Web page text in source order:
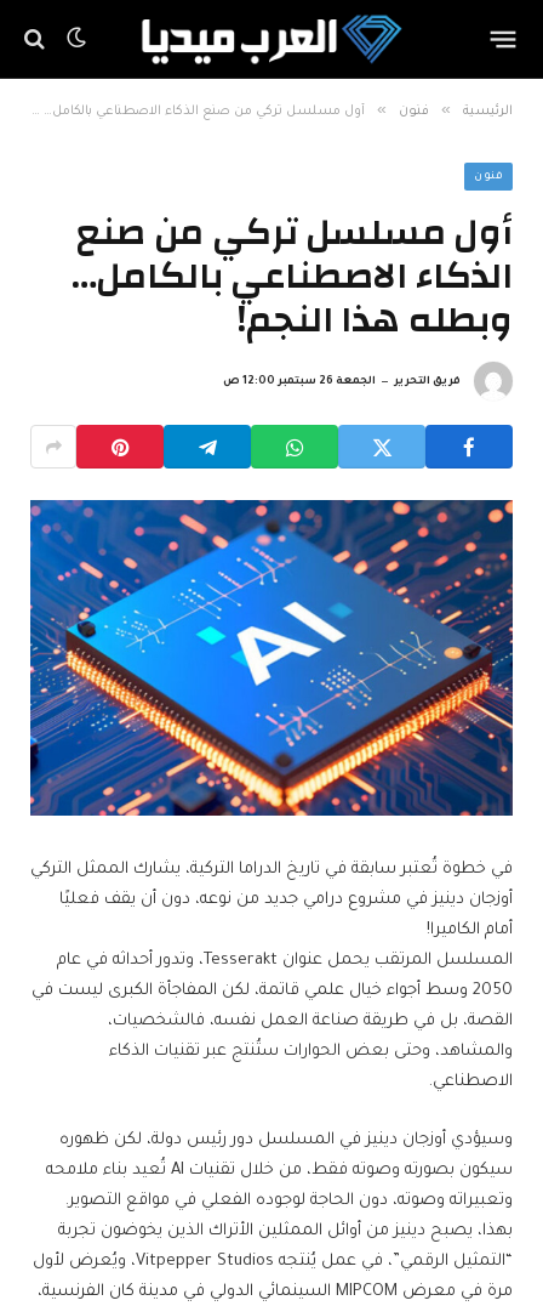
الرئيسية » فنون » أول مسلسل تركي من صنع الذكاء الاصطناعي بالكامل… وبطله هذا النجم!
فنون
أول مسلسل تركي من صنع
الذكاء الاصطناعي بالكامل…
وبطله هذا النجم!
فريق التحرير الجمعة 26 سبتمبر 12:00 ص
في خطوة تُعتبر سابقة في تاريخ الدراما التركية، يشارك الممثل التركي
أوزجان دينيز في مشروع درامي جديد من نوعه، دون أن يقف فعليًا
أمام الكاميرا!
المسلسل المرتقب يحمل عنوان Tesserakt، وتدور أحداثه في عام
2050 وسط أجواء خيال علمي قاتمة، لكن المفاجأة الكبرى ليست في
القصة، بل في طريقة صناعة العمل نفسه، فالشخصيات،
والمشاهد، وحتى بعض الحوارات ستُنتج عبر تقنيات الذكاء
الاصطناعي.
وسيؤدي أوزجان دينيز في المسلسل دور رئيس دولة، لكن ظهوره
سيكون بصورته وصوته فقط، من خلال تقنيات AI تُعيد بناء ملامحه
وتعبيراته وصوته، دون الحاجة لوجوده الفعلي في مواقع التصوير.
بهذا، يصبح دينيز من أوائل الممثلين الأتراك الذين يخوضون تجربة
“التمثيل الرقمي”، في عمل يُنتجه Vitpepper Studios، ويُعرض لأول
مرة في معرض MIPCOM السينمائي الدولي في مدينة كان الفرنسية،